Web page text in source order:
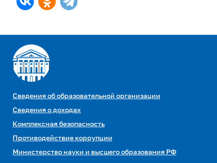
Сведения об образовательной организации
Сведения о доходах
Комплексная безопасность
Противодействие коррупции
Министерство науки и высшего образования РФ